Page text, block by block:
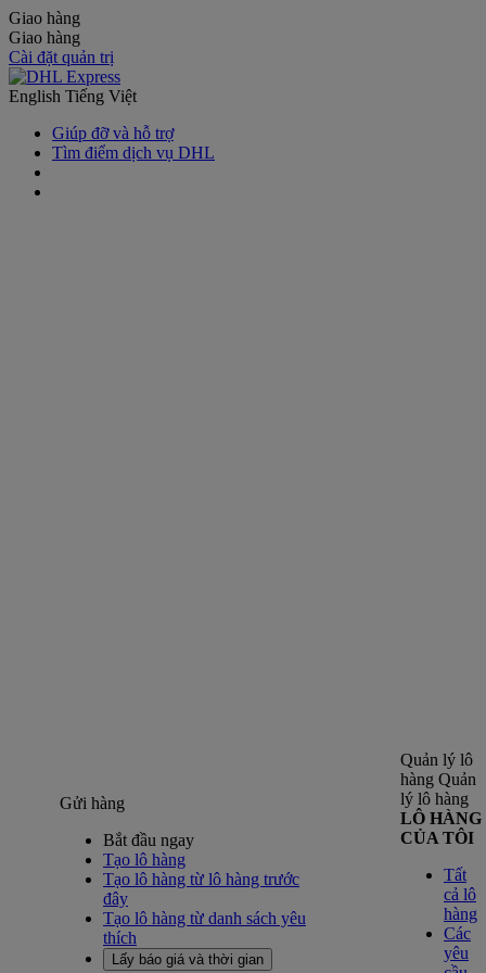
Giao hàng
Giao hàng
Cài đặt quản trị
English Tiếng Việt
Giúp đỡ và hỗ trợ
Tìm điểm dịch vụ DHL
Gửi hàng
Bắt đầu ngay
Tạo lô hàng
Tạo lô hàng từ lô hàng trước
đây
Tạo lô hàng từ danh sách yêu
thích
Lấy báo giá và thời gian
Quản lý lô
hàng Quản
lý lô hàng
LÔ HÀNG
CỦA TÔI
Tất
cả lô
hàng
Các
yêu